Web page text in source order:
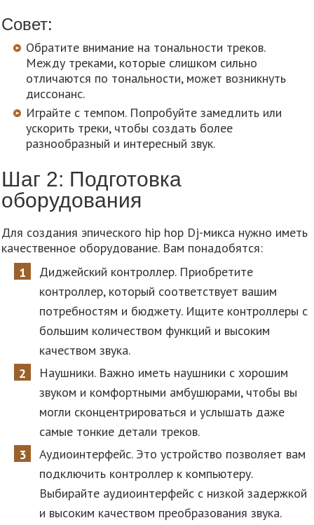
Совет:
Обратите внимание на тональности треков.
Между треками, которые слишком сильно
отличаются по тональности, может возникнуть
диссонанс.
Играйте с темпом. Попробуйте замедлить или
ускорить треки, чтобы создать более
разнообразный и интересный звук.
Шаг 2: Подготовка
оборудования
Для создания эпического hip hop Dj-микса нужно иметь
качественное оборудование. Вам понадобятся:
Диджейский контроллер. Приобретите
контроллер, который соответствует вашим
потребностям и бюджету. Ищите контроллеры с
большим количеством функций и высоким
качеством звука.
Наушники. Важно иметь наушники с хорошим
звуком и комфортными амбушюрами, чтобы вы
могли сконцентрироваться и услышать даже
самые тонкие детали треков.
Аудиоинтерфейс. Это устройство позволяет вам
подключить контроллер к компьютеру.
Выбирайте аудиоинтерфейс с низкой задержкой
и высоким качеством преобразования звука.